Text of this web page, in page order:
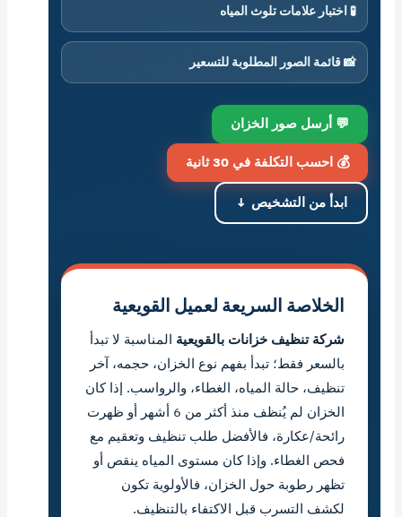
🧪 اختبار علامات تلوث المياه
📸 قائمة الصور المطلوبة للتسعير
💬 أرسل صور الخزان
💰 احسب التكلفة في 30 ثانية
ابدأ من التشخيص ↓
الخلاصة السريعة لعميل القويعية
شركة تنظيف خزانات بالقويعية المناسبة لا تبدأ
بالسعر فقط؛ تبدأ بفهم نوع الخزان، حجمه، آخر
تنظيف، حالة المياه، الغطاء، والرواسب. إذا كان
الخزان لم يُنظف منذ أكثر من 6 أشهر أو ظهرت
رائحة/عكارة، فالأفضل طلب تنظيف وتعقيم مع
فحص الغطاء. وإذا كان مستوى المياه ينقص أو
تظهر رطوبة حول الخزان، فالأولوية تكون
لكشف التسرب قبل الاكتفاء بالتنظيف.